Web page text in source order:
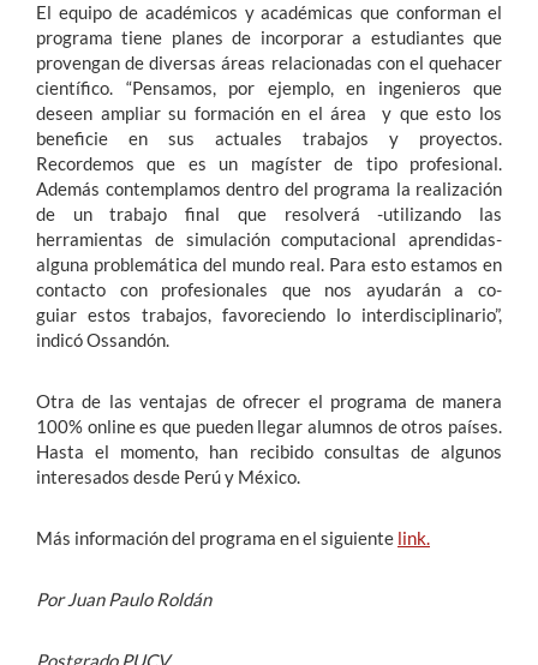
El equipo de académicos y académicas que conforman el
programa tiene planes de incorporar a estudiantes que
provengan de diversas áreas relacionadas con el quehacer
científico. “Pensamos, por ejemplo, en ingenieros que
deseen ampliar su formación en el área y que esto los
beneficie en sus actuales trabajos y proyectos.
Recordemos que es un magíster de tipo profesional.
Además contemplamos dentro del programa la realización
de un trabajo final que resolverá -utilizando las
herramientas de simulación computacional aprendidas-
alguna problemática del mundo real. Para esto estamos en
contacto con profesionales que nos ayudarán a co-
guiar estos trabajos, favoreciendo lo interdisciplinario”,
indicó Ossandón.
Otra de las ventajas de ofrecer el programa de manera
100% online es que pueden llegar alumnos de otros países.
Hasta el momento, han recibido consultas de algunos
interesados desde Perú y México.
Más información del programa en el siguiente link.
Por Juan Paulo Roldán
Postgrado PUCV